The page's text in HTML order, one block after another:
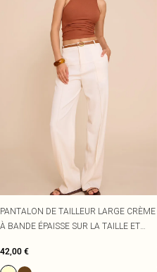
PANTALON DE TAILLEUR LARGE CRÈME
À BANDE ÉPAISSE SUR LA TAILLE ET
42,00 €